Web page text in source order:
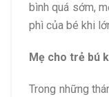
bình quá sớm,
phì của bé khi
Mẹ cho trẻ bú
Trong những